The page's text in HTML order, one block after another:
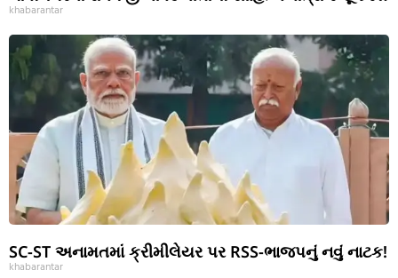
khabarantar
SC-ST અનામતમાં ક્રીમીલેયર પર RSS-ભાજપનું નવું નાટક!
khabarantar